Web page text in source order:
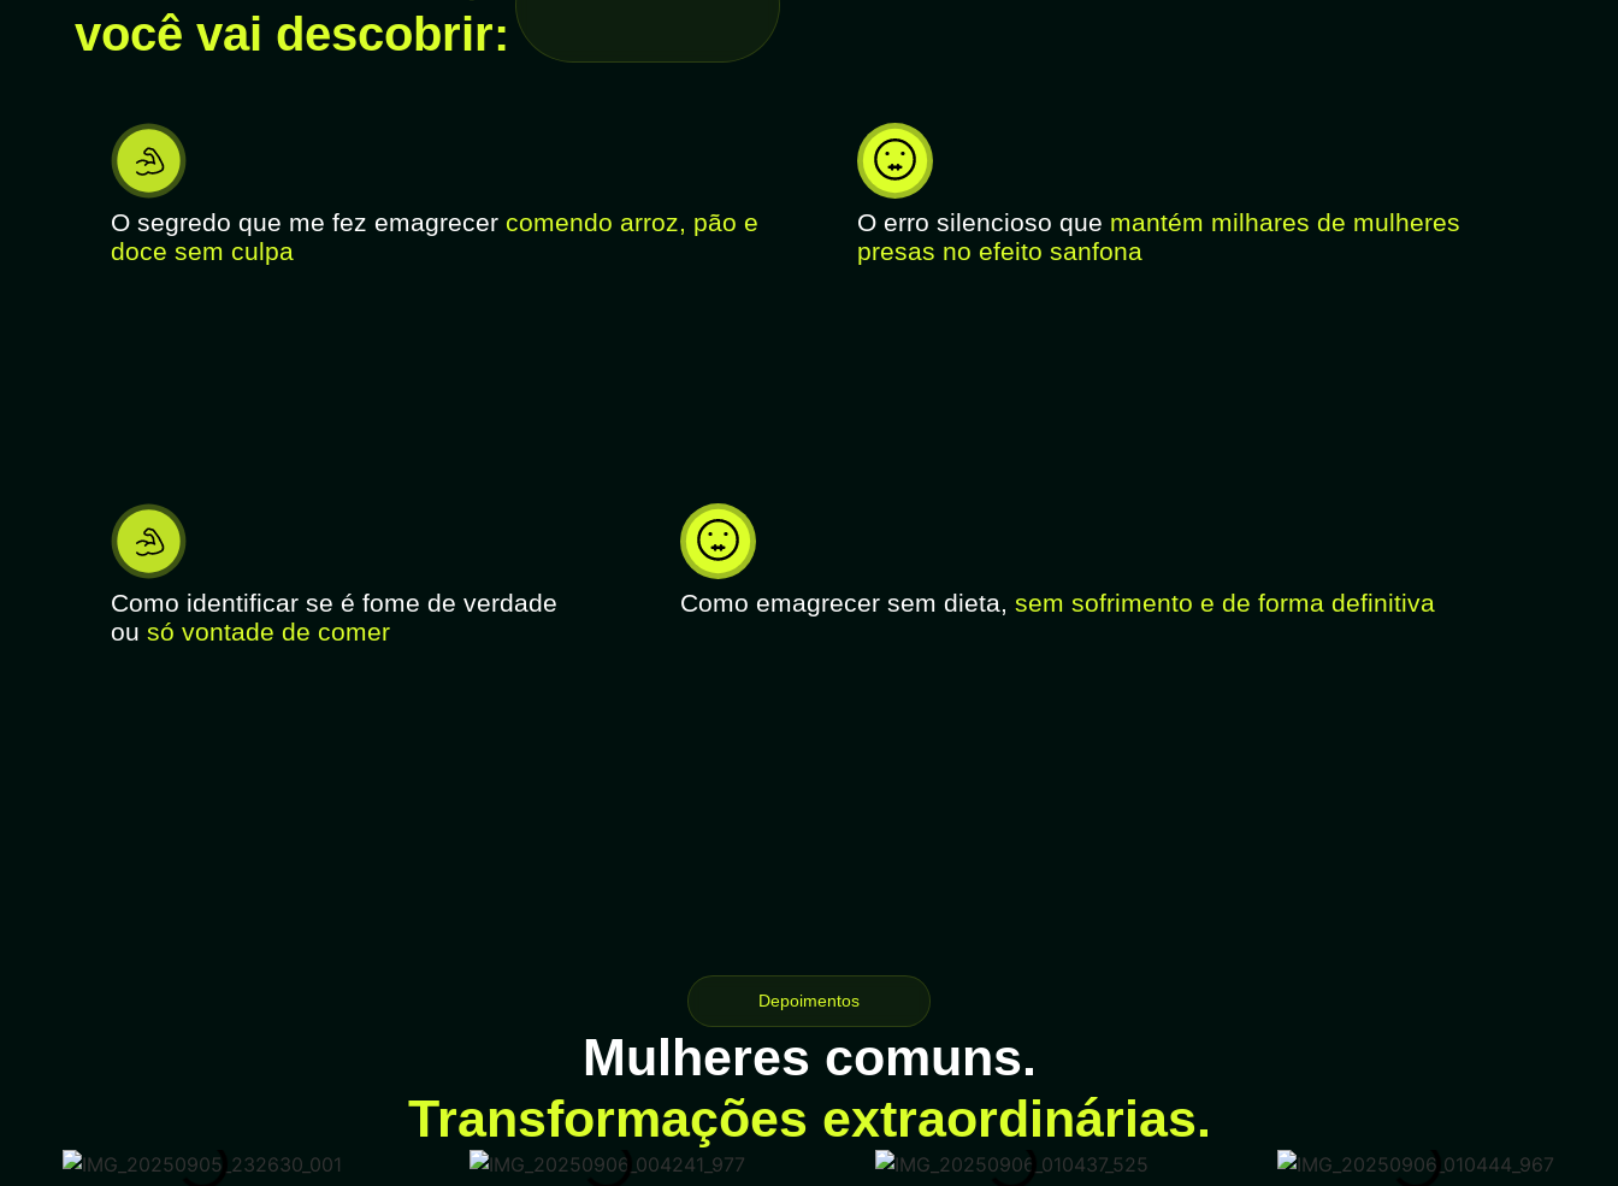
você vai descobrir:
O segredo que me fez emagrecer comendo arroz, pão e
doce sem culpa
O erro silencioso que mantém milhares de mulheres
presas no efeito sanfona
Como identificar se é fome de verdade
ou só vontade de comer
Como emagrecer sem dieta, sem sofrimento e de forma definitiva
Depoimentos
Mulheres comuns.
Transformações extraordinárias.